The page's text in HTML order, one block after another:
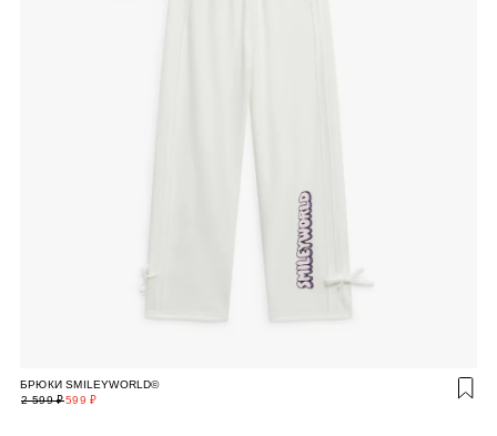
БРЮКИ SMILEYWORLD©
599 ₽
2 599 ₽